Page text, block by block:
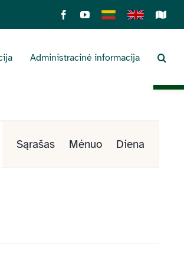
FacebookYouTube
Lietuviškai
English
Administracinė informacija
Views
Sąrašas Mėnuo Diena